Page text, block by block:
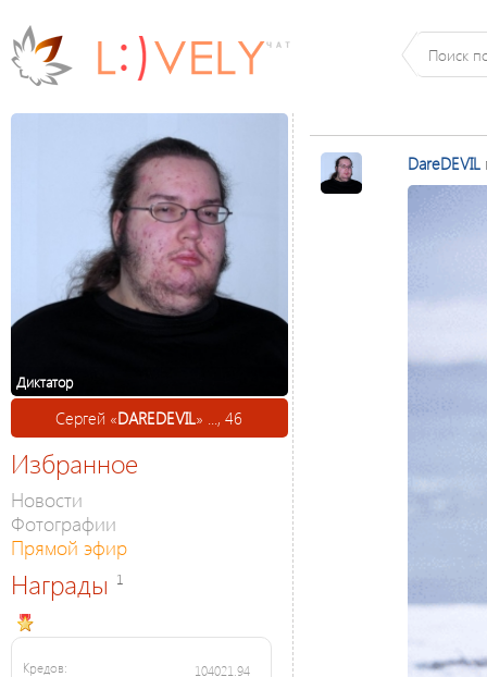
Диктатор
Сергей «DAREDEVIL» ..., 46
Избранное
Новости
Фотографии
Прямой эфир
Награды 1
Кредов: 104021.94
DareDEVIL